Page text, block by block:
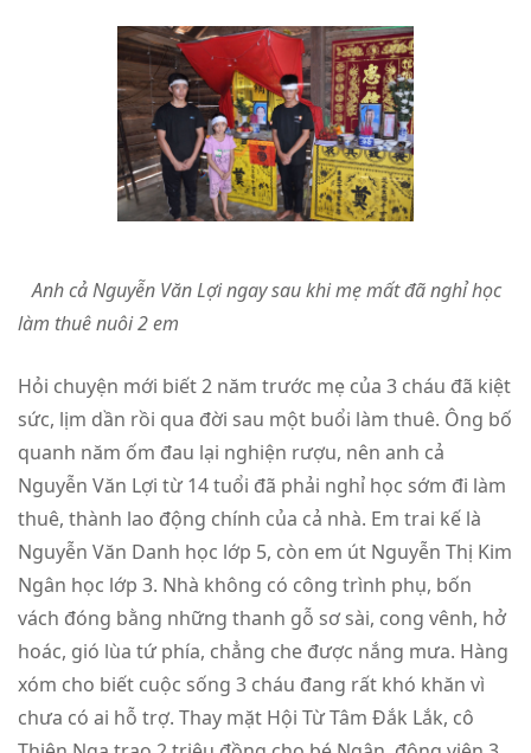
Anh cả Nguyễn Văn Lợi ngay sau khi mẹ mất đã nghỉ học
làm thuê nuôi 2 em
Hỏi chuyện mới biết 2 năm trước mẹ của 3 cháu đã kiệt
sức, lịm dần rồi qua đời sau một buổi làm thuê. Ông bố
quanh năm ốm đau lại nghiện rượu, nên anh cả
Nguyễn Văn Lợi từ 14 tuổi đã phải nghỉ học sớm đi làm
thuê, thành lao động chính của cả nhà. Em trai kế là
Nguyễn Văn Danh học lớp 5, còn em út Nguyễn Thị Kim
Ngân học lớp 3. Nhà không có công trình phụ, bốn
vách đóng bằng những thanh gỗ sơ sài, cong vênh, hở
hoác, gió lùa tứ phía, chẳng che được nắng mưa. Hàng
xóm cho biết cuộc sống 3 cháu đang rất khó khăn vì
chưa có ai hỗ trợ. Thay mặt Hội Từ Tâm Đắk Lắk, cô